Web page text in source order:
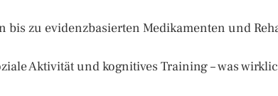
zu evidenzbasierten Medikamenten und
Aktivität und kognitives Training – was